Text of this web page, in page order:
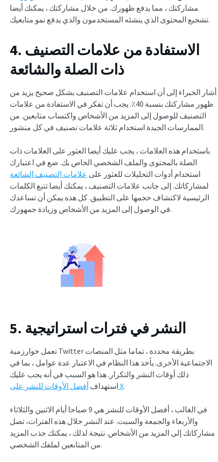
مشاركتك ، مما يدفع ظهورك. من خلال مشاركتك ، يمكنك أيضا
تشجيع المحتوى الذي ينشئه المستخدمون والذي يدفع نمو متابعيك.
4. الاستفادة من علامات التصنيف
ذات الصلة والشائعة
أشار الخبراء إلى أن استخدام علامات التصنيف بشكل صحيح يزيد من
ظهور مشاركتك بنسبة 40٪. يجب أن تفكر في الاستفادة من علامات
التصنيف للوصول إلى المزيد من الأشخاص واكتساب متابعين. من
الممارسات الجيدة استخدام ثلاثة علامات تصنيف في كل منشور.
باستخدام هذه العلامات ، يجب عليك أيضا العثور على العلامات ذات
الصلة بالمحتوى والملف الشخصي الخاص بك. ضع في اعتبارك
استخدام أدوات التحليلات للعثور على علامات التصنيف الشائعة
لمشاركاتك. إلى جانب علامات التصنيف ، يمكنك أيضا تتبع الكلمات
الرئيسية لاكتشاف حجمها على التطبيق. كل هذه يمكن أن تساعدك
في الوصول إلى المزيد من الأشخاص وزيادة جمهورك.
5. النشر في فترات استراتيجية
تعمل خوارزمية Twitter بطريقة محددة ، تماما مثل المنصات
الاجتماعية الأخرى. يأخذ هذا النظام في الاعتبار عدة عوامل ، بما في
ذلك أوقات النشر والتكرار. هذا هو السبب في أنه يجب عليك
استهداف أفضل الأوقات للنشر على X.
في الغالب ، أفضل الأوقات للنشر هي 9 صباحا أيام الاثنين والثلاثاء
والأربعاء والجمعة والسبت. عند النشر خلال هذه الفترات، تصل
مشاركاتك إلى المزيد من الأشخاص. نتيجة لذلك ، يمكنك جذب المزيد
من المتابعين لملفك الشخصي.